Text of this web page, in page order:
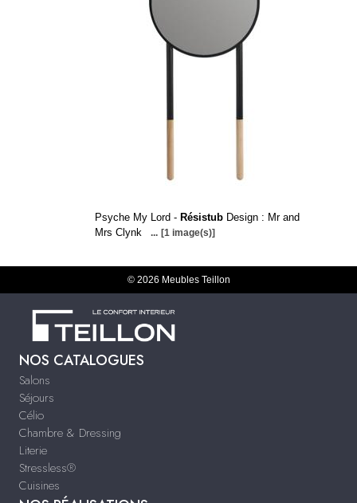
Psyche My Lord - RésistubDesign : Mr and
Mrs Clynk
... [1 image(s)]
© 2026 Meubles Teillon
NOS CATALOGUES
Salons
Séjours
Célio
Chambre & Dressing
Literie
Stressless®
Cuisines